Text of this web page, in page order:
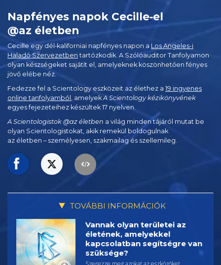
Napfényes napok Cecille‑el
@az életben
Cecille egy dél‑kaliforniai napfényes napon a Los Angeles-i
Haladó Szervezetben tartózkodik. A Szólóauditor Tanfolyamon
olyan készségeket sajátít el, amelyeknek köszönhetően fényes
jövő elébe néz.
Fedezze fel a Scientology eszközeit az élethez a 19 ingyenes
online tanfolyamból , amelyekA Scientology kézikönyvének
egyes fejezeteihez készültek 17 nyelven.
A Scientologistok @az életben a világ minden tájáról mutat be
olyan Scientologistokat, akik remekül boldogulnak
az életben – személyesen, szakmailag és szellemileg.
TOVÁBBI INFORMÁCIÓK
Vannak olyan területei az
életének, amelyekkel
kapcsolatban segítségre van
szüksége?